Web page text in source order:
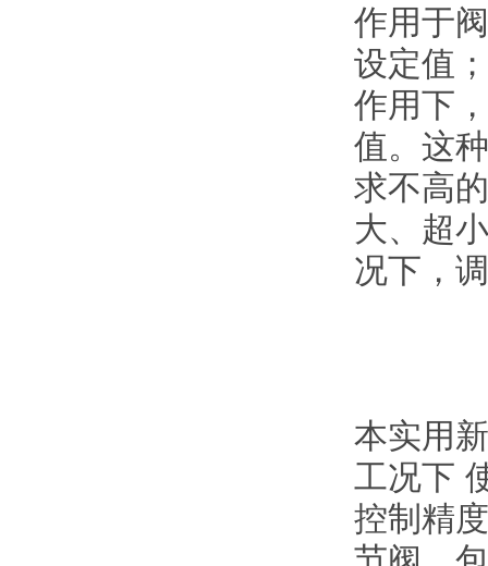
作用于
设定值
作用下
值。这
求不高
大、超
况下，
本实用
工况下
控制精